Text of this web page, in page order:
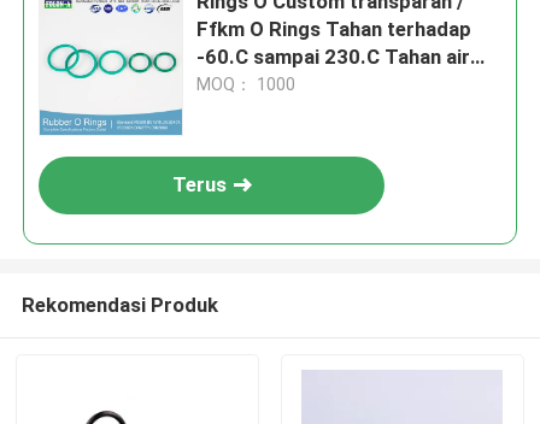
Ffkm O Rings Tahan terhadap
-60.C sampai 230.C Tahan air
yang luar biasa
MOQ： 1000
Terus
Rekomendasi Produk